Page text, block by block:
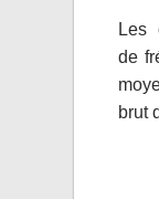
Les
de
brut